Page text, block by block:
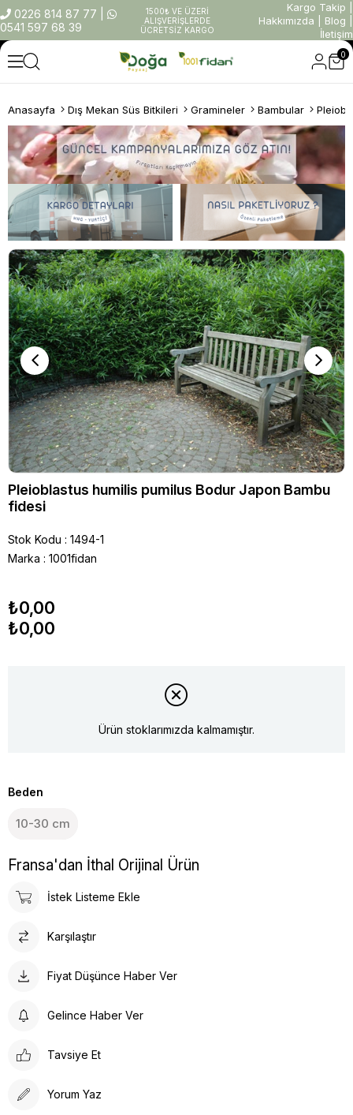
0226 814 87 77
0541 597 68 39
1500₺ VE ÜZERİ
ALIŞVERİŞLERDE
ÜCRETSİZ KARGO
Kargo Takip
Hakkımızda
Blog
İletişim
0
Anasayfa Dış Mekan Süs Bitkileri Gramineler Bambular
Pleioblastus humilis pumilus Bodur Japon Bambu
fidesi
Stok Kodu
1494-1
Marka : 1001fidan
₺0,00
₺0,00
Ürün stoklarımızda kalmamıştır.
Beden
10-30 cm
Fransa'dan İthal Orijinal Ürün
İstek Listeme Ekle
Karşılaştır
Fiyat Düşünce Haber Ver
Gelince Haber Ver
Tavsiye Et
Yorum Yaz